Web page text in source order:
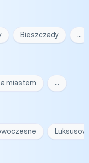
Bieszczady …
miastem …